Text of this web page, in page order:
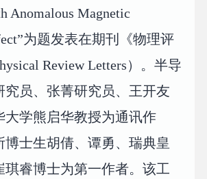
Anomalous Magnetic
为题发表在期刊《物理评
Review Letters）。半导
究员、张菁研究员、王开友
大学熊启华教授为通讯作
博士生胡倩、谭勇、瑞典皇
琪睿博士为第一作者。该工